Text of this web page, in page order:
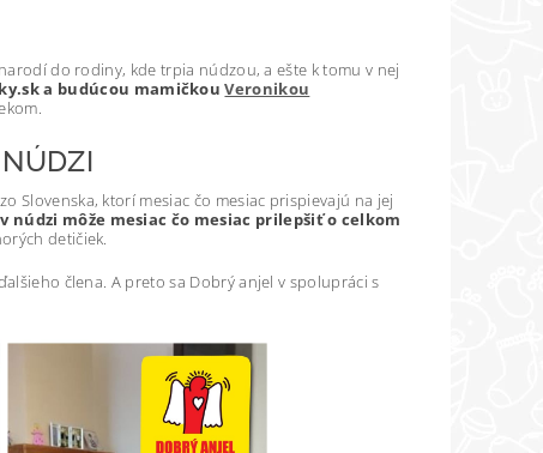
do rodiny, kde trpia núdzou, a ešte k tomu v nej
a budúcou mamičkouVeronikou
Slovenska, ktorí mesiac čo mesiac prispievajú na jej
núdzi môže mesiac čo mesiac prilepšiť o celkom
detičiek.
člena. A preto sa Dobrý anjel v spolupráci s